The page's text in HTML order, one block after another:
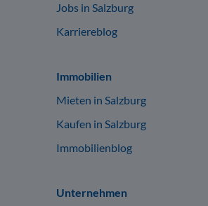
Jobs in Salzburg
Karriereblog
Immobilien
Mieten in Salzburg
Kaufen in Salzburg
Immobilienblog
Unternehmen